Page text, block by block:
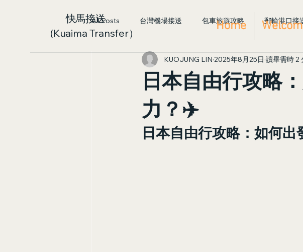
快馬接送
(Kuaima Transfer）
Home
All Posts 台灣機場接送 包車旅遊攻略 郵輪港口接
日本自由行攻略
力？✈️
KUOJUNG LIN 2025年8月25日 讀畢需時 2
日本自由行攻略：如何